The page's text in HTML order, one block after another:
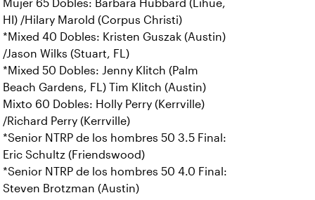
Mujer 65 Dobles: Barbara Hubbard (Lihue,
HI) /Hilary Marold (Corpus Christi)
*Mixed 40 Dobles: Kristen Guszak (Austin)
/Jason Wilks (Stuart, FL)
*Mixed 50 Dobles: Jenny Klitch (Palm
Beach Gardens, FL) Tim Klitch (Austin)
Mixto 60 Dobles: Holly Perry (Kerrville)
/Richard Perry (Kerrville)
*Senior NTRP de los hombres 50 3.5 Final:
Eric Schultz (Friendswood)
*Senior NTRP de los hombres 50 4.0 Final:
Steven Brotzman (Austin)